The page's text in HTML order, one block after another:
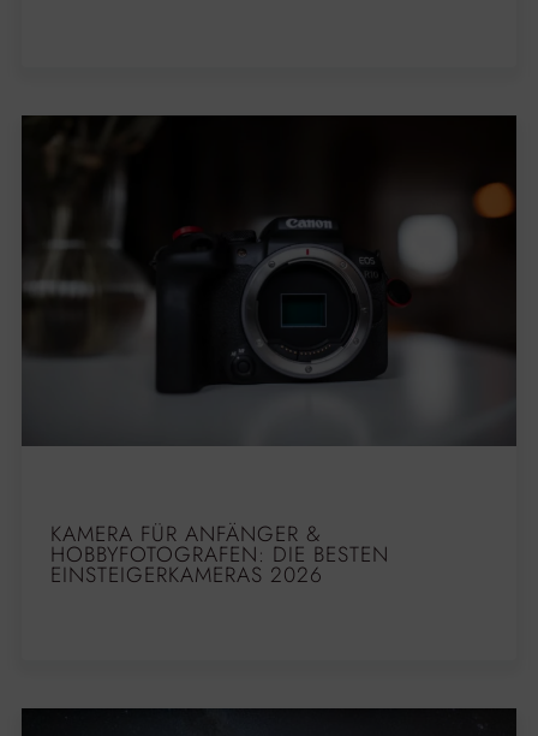
KAMERA FÜR ANFÄNGER &
HOBBYFOTOGRAFEN: DIE BESTEN
EINSTEIGERKAMERAS 2026